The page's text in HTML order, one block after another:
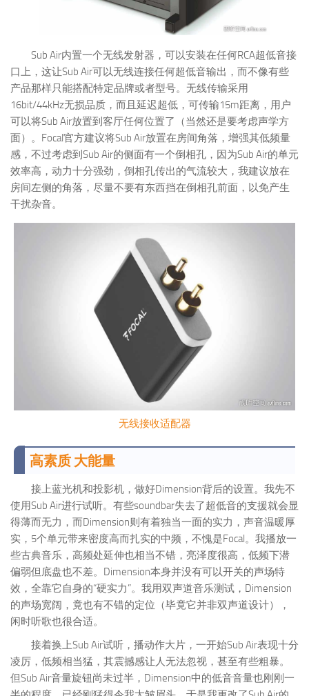
Sub Air内置一个无线发射器，可以安装在任何RCA超低音接
口上，这让Sub Air可以无线连接任何超低音输出，而不像有些
产品那样只能搭配特定品牌或者型号。无线传输采用
16bit/44kHz无损品质，而且延迟超低，可传输15m距离，用户
可以将Sub Air放置到客厅任何位置了（当然还是要考虑声学方
面）。Focal官方建议将Sub Air放置在房间角落，增强其低频量
感，不过考虑到Sub Air的侧面有一个倒相孔，因为Sub Air的单元
效率高，动力十分强劲，倒相孔传出的气流较大，我建议放在
房间左侧的角落，尽量不要有东西挡在倒相孔前面，以免产生
干扰杂音。
无线接收适配器
高素质 大能量
接上蓝光机和投影机，做好Dimension背后的设置。我先不
使用Sub Air进行试听。有些soundbar失去了超低音的支援就会显
得薄而无力，而Dimension则有着独当一面的实力，声音温暖厚
实，5个单元带来密度高而扎实的中频，不愧是Focal。我播放一
些古典音乐，高频处延伸也相当不错，亮泽度很高，低频下潜
偏弱但底盘也不差。Dimension本身并没有可以开关的声场特
效，全靠它自身的“硬实力”。我用双声道音乐测试，Dimension
的声场宽阔，竟也有不错的定位（毕竟它并非双声道设计），
闲时听歌也很合适。
接着换上Sub Air试听，播动作大片，一开始Sub Air表现十分
凌厉，低频相当猛，其震撼感让人无法忽视，甚至有些粗暴。
但Sub Air音量旋钮尚未过半，Dimension中的低音音量也刚刚一